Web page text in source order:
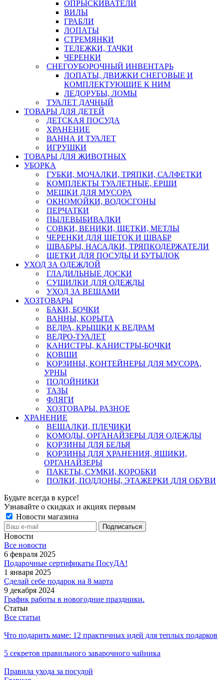
ОПРЫСКИВАТЕЛИ
ВИЛЫ
ГРАБЛИ
ЛОПАТЫ
СТРЕМЯНКИ
ТЕЛЕЖКИ, ТАЧКИ
ЧЕРЕНКИ
СНЕГОУБОРОЧНЫЙ ИНВЕНТАРЬ
ЛОПАТЫ, ДВИЖКИ СНЕГОВЫЕ И
КОМПЛЕКТУЮЩИЕ К НИМ
ЛЕДОРУБЫ, ЛОМЫ
ТУАЛЕТ ДАЧНЫЙ
ТОВАРЫ ДЛЯ ДЕТЕЙ
ДЕТСКАЯ ПОСУДА
ХРАНЕНИЕ
ВАННА И ТУАЛЕТ
ИГРУШКИ
ТОВАРЫ ДЛЯ ЖИВОТНЫХ
УБОРКА
ГУБКИ, МОЧАЛКИ, ТРЯПКИ, САЛФЕТКИ
КОМПЛЕКТЫ ТУАЛЕТНЫЕ, ЕРШИ
МЕШКИ ДЛЯ МУСОРА
ОКНОМОЙКИ, ВОДОСГОНЫ
ПЕРЧАТКИ
ПЫЛЕВЫБИВАЛКИ
СОВКИ, ВЕНИКИ, ЩЕТКИ, МЕТЛЫ
ЧЕРЕНКИ ДЛЯ ЩЕТОК И ШВАБР
ШВАБРЫ, НАСАДКИ, ТРЯПКОДЕРЖАТЕЛИ
ЩЕТКИ ДЛЯ ПОСУДЫ И БУТЫЛОК
УХОД ЗА ОДЕЖДОЙ
ГЛАДИЛЬНЫЕ ДОСКИ
СУШИЛКИ ДЛЯ ОДЕЖДЫ
УХОД ЗА ВЕЩАМИ
ХОЗТОВАРЫ
БАКИ, БОЧКИ
ВАННЫ, КОРЫТА
ВЕДРА, КРЫШКИ К ВЕДРАМ
ВЕДРО-ТУАЛЕТ
КАНИСТРЫ, КАНИСТРЫ-БОЧКИ
КОВШИ
КОРЗИНЫ, КОНТЕЙНЕРЫ ДЛЯ МУСОРА,
УРНЫ
ПОДОЙНИКИ
ТАЗЫ
ФЛЯГИ
ХОЗТОВАРЫ. РАЗНОЕ
ХРАНЕНИЕ
ВЕШАЛКИ, ПЛЕЧИКИ
КОМОДЫ, ОРГАНАЙЗЕРЫ ДЛЯ ОДЕЖДЫ
КОРЗИНЫ ДЛЯ БЕЛЬЯ
КОРЗИНЫ ДЛЯ ХРАНЕНИЯ, ЯЩИКИ,
ОРГАНАЙЗЕРЫ
ПАКЕТЫ, СУМКИ, КОРОБКИ
ПОЛКИ, ПОДДОНЫ, ЭТАЖЕРКИ ДЛЯ ОБУВИ
Будьте всегда в курсе!
Узнавайте о скидках и акциях первым
Новости магазина
Новости
Все новости
6 февраля 2025
Подарочные сертификаты ПосуДА!
1 января 2025
Сделай себе подарок на 8 марта
9 декабря 2024
График работы в новогодние праздники.
Статьи
Все статьи
Что подарить маме: 12 практичных идей для теплых подарков
5 секретов правильного заварочного чайника
Правила ухода за посудой